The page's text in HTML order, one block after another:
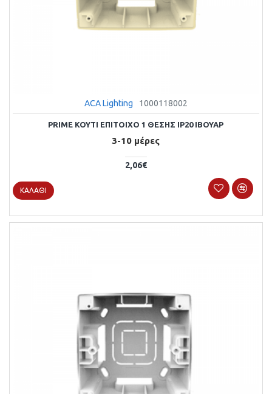
ACA Lighting 1000118002
PRIME KOYTI ΕΠΙΤΟΙΧΟ 1 ΘΕΣΗΣ IP20 ΙΒΟΥΑΡ
3-10 μέρες
2,06€
ΚΑΛΆΘΙ